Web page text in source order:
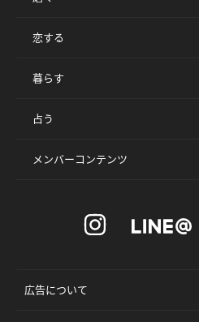
恋する
暮らす
占う
メンバーコンテンツ
広告について